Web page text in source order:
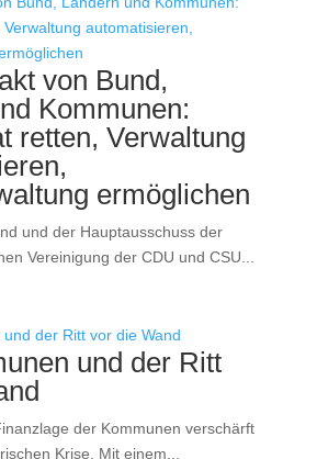
von Bund,
Kommunen:
retten, Verwaltung
ermöglichen
und der Hauptausschuss der
Vereinigung der CDU und CSU...
und der Ritt
der Kommunen verschärft
Krise. Mit einem...